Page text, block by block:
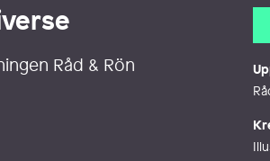
Råd & Rön